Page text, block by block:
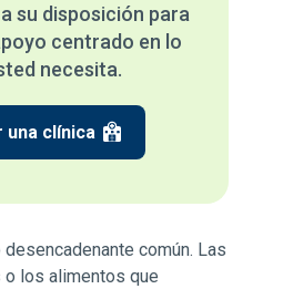
su disposición para
centrado en lo
necesita.
una clínica
común. Las
los alimentos que